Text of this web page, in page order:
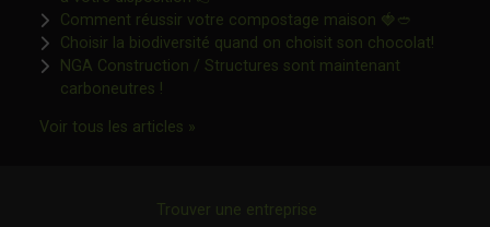
Comment réussir votre compostage maison 🍓🥙
Choisir la biodiversité quand on choisit son chocolat!Ce lien
NGA Construction / Structures sont maintenant
carboneutres !Ce lien s'ouvrira dans une nouvelle fenêtre"
Voir tous les articles »Ce lien s'ouvrira dans une nouvelle
Trouver une entreprise